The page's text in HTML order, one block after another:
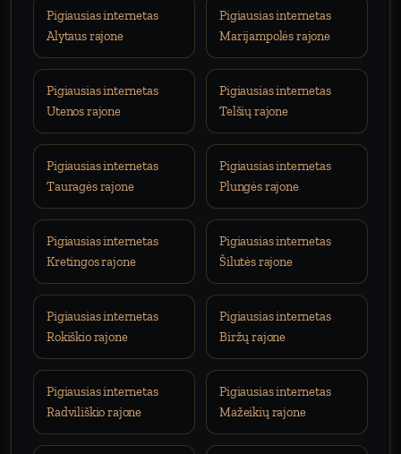
Pigiausias internetas
Alytaus rajone
Pigiausias internetas
Marijampolės rajone
Pigiausias internetas
Utenos rajone
Pigiausias internetas
Telšių rajone
Pigiausias internetas
Tauragės rajone
Pigiausias internetas
Plungės rajone
Pigiausias internetas
Kretingos rajone
Pigiausias internetas
Šilutės rajone
Pigiausias internetas
Rokiškio rajone
Pigiausias internetas
Biržų rajone
Pigiausias internetas
Radviliškio rajone
Pigiausias internetas
Mažeikių rajone